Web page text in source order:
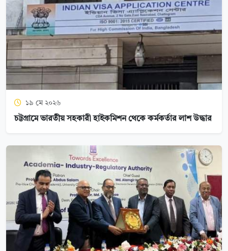
১৯ মে ২০২৬
চট্টগ্রামে ভারতীয় সহকারী হাইকমিশন থেকে কর্মকর্তার লাশ উদ্ধার